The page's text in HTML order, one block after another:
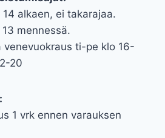
alkaen, ei takarajaa.
mennessä.
venevuokraus ti-pe klo 16-
20
1 vrk ennen varauksen